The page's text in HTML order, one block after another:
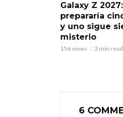
Galaxy Z
prepararía
y uno sigue
misterio
156 views 3 min read
6